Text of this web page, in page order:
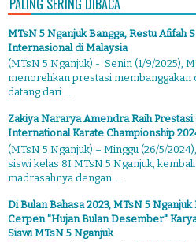
MTsN 5 Nganjuk Bangga, Restu Afifah
Internasional di Malaysia
(MTsN 5 Nganjuk) - Senin (1/9/2025),
menorehkan prestasi membanggakan
datang dari ...
Zakiya Nararya Amendra Raih
International Karate Championship
(MTsN 5 Nganjuk) – Minggu (26/5/
siswi kelas 8I MTsN 5 Nganjuk,
madrasahnya dengan ...
Di Bulan Bahasa 2023, MTsN 5
Cerpen "Hujan Bulan Desember"
Siswi MTsN 5 Nganjuk